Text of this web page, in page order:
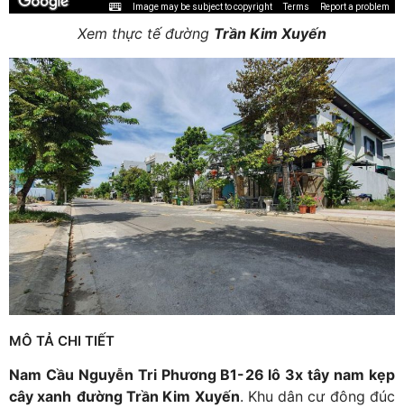
Image may be subject to copyright Terms Report a problem
Xem thực tế đường Trần Kim Xuyến
MÔ TẢ CHI TIẾT
Nam Cầu Nguyễn Tri Phương B1-26 lô 3x tây nam kẹp
cây xanh đường Trần Kim Xuyến. Khu dân cư đông đúc